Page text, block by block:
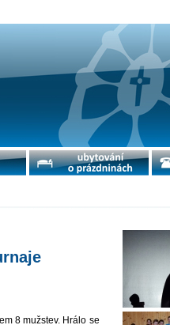
ubytování o prázdninách